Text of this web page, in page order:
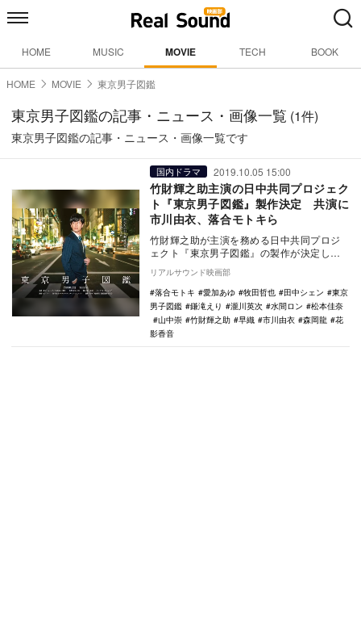
HOME MUSIC MOVIE TECH BOOK
HOME MOVIE 東京男子図鑑
東京男子図鑑の記事・ニュース・画像一覧 (1件)
東京男子図鑑の記事・ニュース・画像一覧です
国内ドラマ 2019.10.05 15:00
竹財輝之助主演の日中共同プロジェク
ト『東京男子図鑑』製作決定 共演に
市川由衣、落合モトキら
竹財輝之助が主演を務める日中共同プロジ
ェクト『東京男子図鑑』の製作が決定し、
スペシャル映像が公開された。 本作は、
東京カレン…
リアルサウンド映画部
落合モトキ
愛加あゆ 牧田哲也 田中シェン
東京
男子図鑑
鎌滝えり 瀧川英次 水間ロン
松本佳奈
山中崇
竹財輝之助 早織 市川由衣 森岡龍
花
影香音